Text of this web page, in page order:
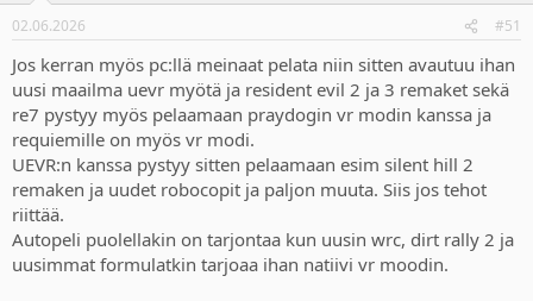
02.06.2026 #51
Jos kerran myös pc:llä meinaat pelata niin sitten avautuu ihan
uusi maailma uevr myötä ja resident evil 2 ja 3 remaket sekä
re7 pystyy myös pelaamaan praydogin vr modin kanssa ja
requiemille on myös vr modi.
UEVR:n kanssa pystyy sitten pelaamaan esim silent hill 2
remaken ja uudet robocopit ja paljon muuta. Siis jos tehot
riittää.
Autopeli puolellakin on tarjontaa kun uusin wrc, dirt rally 2 ja
uusimmat formulatkin tarjoaa ihan natiivi vr moodin.